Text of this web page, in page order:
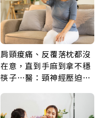
肩頸痠痛、反覆落枕都沒
在意，直到手麻到拿不穩
筷子…醫：頸神經壓迫上